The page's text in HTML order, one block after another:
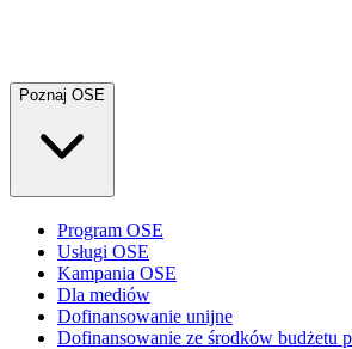
Poznaj OSE
Program OSE
Usługi OSE
Kampania OSE
Dla mediów
Dofinansowanie unijne
Dofinansowanie ze środków budżetu